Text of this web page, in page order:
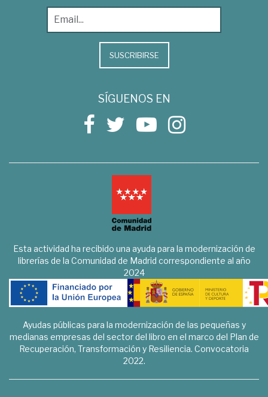
SUSCRIBIRSE
SÍGUENOS EN
Esta actividad ha recibido una ayuda para la modernización de
librerías de la Comunidad de Madrid correspondiente al año
2024
Ayudas públicas para la modernización de las pequeñas y
medianas empresas del sector del libro en el marco del Plan de
Recuperación, Transformación y Resiliencia. Convocatoria
2022.